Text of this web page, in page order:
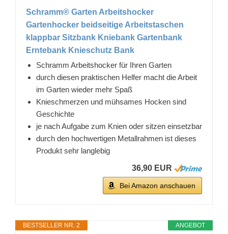
Schramm® Garten Arbeitshocker
Gartenhocker beidseitige Arbeitstaschen
klappbar Sitzbank Kniebank Gartenbank
Erntebank Knieschutz Bank
Schramm Arbeitshocker für Ihren Garten
durch diesen praktischen Helfer macht die Arbeit
im Garten wieder mehr Spaß
Knieschmerzen und mühsames Hocken sind
Geschichte
je nach Aufgabe zum Knien oder sitzen einsetzbar
durch den hochwertigen Metallrahmen ist dieses
Produkt sehr langlebig
36,90 EUR
Bei Amazon anschauen
ANGEBOT
BESTSELLER NR. 2